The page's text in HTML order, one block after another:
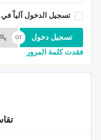
تسجيل الدخول آلياً في
فقدت كلمة المرور